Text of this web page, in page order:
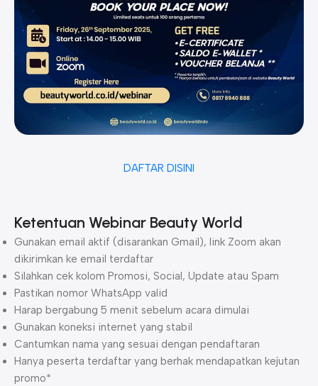
DAFTAR DISINI
Ketentuan Webinar Beauty World
Gunakan email aktif (disarankan Gmail), link Zoom akan
dikirimkan ke email terdaftar
Silahkan cek kolom Promosi, Social, Update atau Spam
Pastikan nomor WhatsApp valid
Harap bergabung 5 menit sebelum acara dimulai
Gunakan koneksi internet yang stabil
Cantumkan nama yang sesuai dengan pendaftaran
Hanya peserta terdaftar yang berhak mendapatkan kejutan
promo*